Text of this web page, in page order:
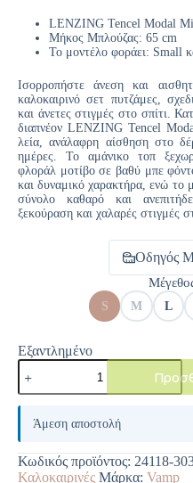
LENZING Tencel Modal
Μήκος Μπλούζας: 65 cm
Το μοντέλο φοράει: Small
Ισορροπήστε άνεση και
καλοκαιρινό σετ πυτζάμες,
και άνετες στιγμές στο σπίτι.
διαπνέον LENZING Tencel
λεία, ανάλαφρη αίσθηση στο
ημέρες. Το αμάνικο τοπ
φλοράλ μοτίβο σε βαθύ μπε
και δυναμικό χαρακτήρα, ενώ το
σύνολο καθαρό και
ξεκούραση και χαλαρές στιγμές
Οδηγός
S M L
Εξαντλημένο
A
e
r
Άμεση αποστολή
Κωδικός προϊόντος: 24118-
Καλοκαιρινές Μάρκα: Vamp